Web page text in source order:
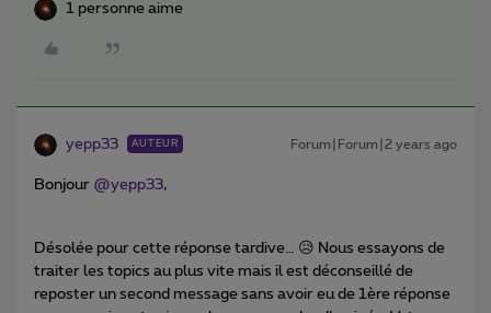
1 personne aime
yepp33 AUTEUR Forum|Forum|2 years ago
Bonjour @yepp33,
Désolée pour cette réponse tardive… 😥 Nous essayons de
traiter les topics au plus vite mais il est déconseillé de
reposter un second message sans avoir eu de 1ère réponse